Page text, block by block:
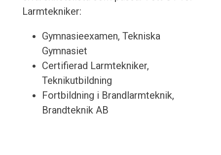
Larmtekniker:
Gymnasieexamen, Tekniska
Gymnasiet
Certifierad Larmtekniker,
Teknikutbildning
Fortbildning i Brandlarmteknik,
Brandteknik AB